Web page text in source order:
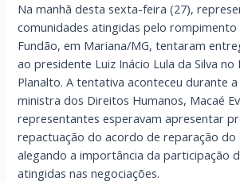
Na manhã desta sexta-feira (27),
comunidades atingidas pelo
Fundão, em Mariana/MG, tentaram
ao presidente Luiz Inácio Lula da Silva no
Planalto. A tentativa aconteceu durante
ministra dos Direitos Humanos, Macaé
representantes esperavam apresentar
repactuação do acordo de reparação do
alegando a importância da participação
atingidas nas negociações.